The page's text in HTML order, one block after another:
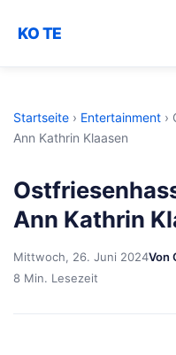
KO TE
Startseite › Entertainment ›
Ann Kathrin Klaasen
Ann Kathrin
Mittwoch, 26. Juni 2024Von
8 Min. Lesezeit